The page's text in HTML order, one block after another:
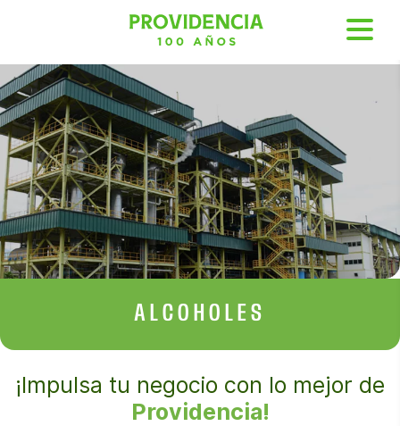
ALCOHOLES
¡Impulsa tu negocio con lo mejor de
Providencia!